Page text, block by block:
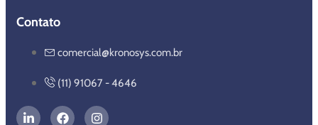
Contato
comercial@kronosys.com.br
(11) 91067 - 4646